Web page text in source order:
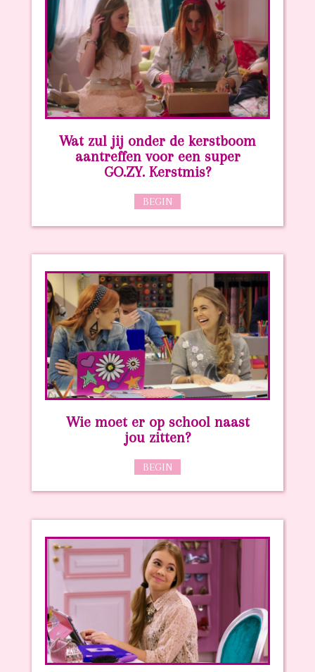
Wat zul jij onder de kerstboom
aantreffen voor een super
GO.ZY. Kerstmis?
BEGIN
Wie moet er op school naast
jou zitten?
BEGIN